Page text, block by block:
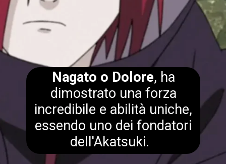
Nagato o Dolore, ha
dimostrato una forza
incredibile e abilità uniche,
essendo uno dei fondatori
dell'Akatsuki.